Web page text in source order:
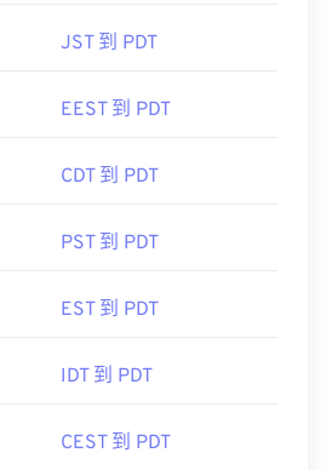
JST 到 PDT
EEST 到 PDT
CDT 到 PDT
PST 到 PDT
EST 到 PDT
IDT 到 PDT
CEST 到 PDT